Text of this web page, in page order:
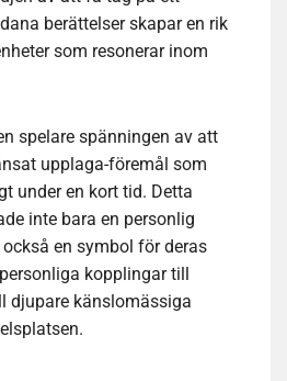
berättelser skapar en rik
som resonerar inom
spelare spänningen av att
upplaga-föremål som
under en kort tid. Detta
inte bara en personlig
en symbol för deras
kopplingar till
djupare känslomässiga